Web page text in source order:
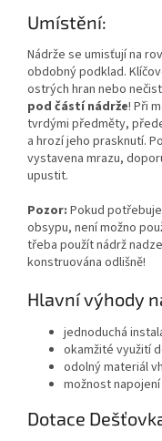
Umístění:
Nádrže se umisťují na
obdobný podklad.
ostrých hran nebo
pod částí nádrže! Při
tvrdými předměty,
a hrozí jeho prasknutí.
vystavena mrazu,
upustit.
Pozor: Pokud
obsypu, není možno
třeba použít nádrž
konstruována odlišně!
Hlavní výhody
jednoduchá
okamžité využití
odolný materiál
možnost
Dotace